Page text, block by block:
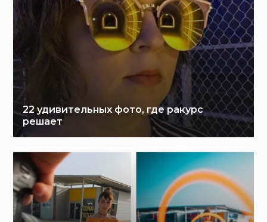
22 удивительных фото, где ракурс
решает